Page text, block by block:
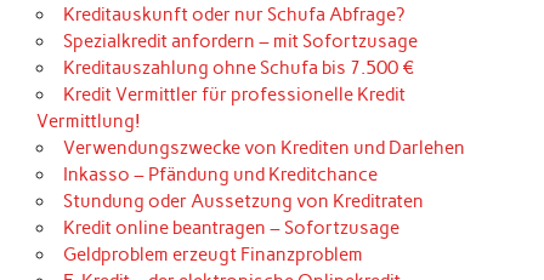
Kreditauskunft oder nur Schufa Abfrage?
Spezialkredit anfordern – mit Sofortzusage
Kreditauszahlung ohne Schufa bis 7.500 €
Kredit Vermittler für professionelle Kredit
Vermittlung!
Verwendungszwecke von Krediten und Darlehen
Inkasso – Pfändung und Kreditchance
Stundung oder Aussetzung von Kreditraten
Kredit online beantragen – Sofortzusage
Geldproblem erzeugt Finanzproblem